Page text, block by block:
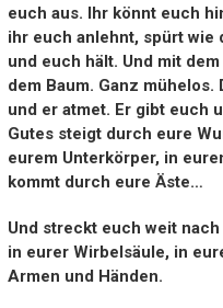
euch aus. Ihr könnt euch
ihr euch anlehnt, spürt wie
und euch hält. Und mit
dem Baum. Ganz
und er atmet. Er gibt euch
Gutes steigt durch eure
eurem Unterkörper, in
kommt durch eure Äste…
Und streckt euch weit
in eurer Wirbelsäule, in
Armen und Händen.